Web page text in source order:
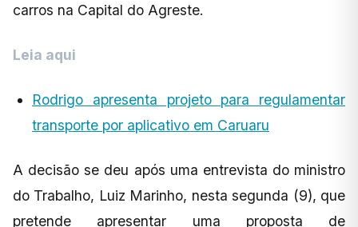
carros na Capital do Agreste.
Leia aqui
Rodrigo apresenta projeto para regulamentar
transporte por aplicativo em Caruaru
A decisão se deu após uma entrevista do ministro
do Trabalho, Luiz Marinho, nesta segunda (9), que
pretende apresentar uma proposta de